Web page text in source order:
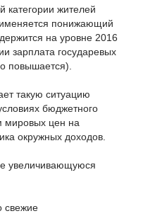
категории жителей
понижающий
на уровне 2016
зарплата государевых
повышается).
такую ситуацию
бюджетного
мировых цен на
окружных доходов.
увеличивающуюся
свежие